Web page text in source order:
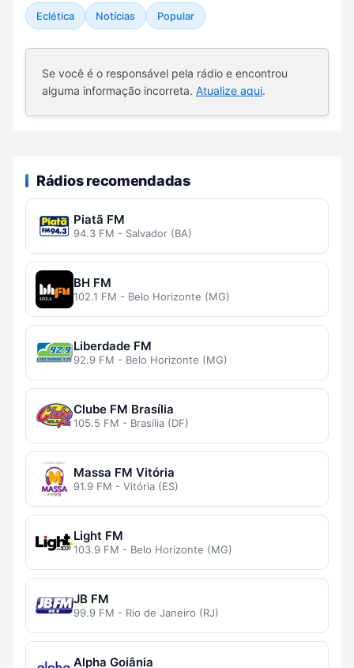
Eclética Notícias Popular
Se você é o responsável pela rádio e encontrou
alguma informação incorreta. Atualize aqui.
Rádios recomendadas
Piatã FM
94.3 FM - Salvador (BA)
BH FM
102.1 FM - Belo Horizonte (MG)
Liberdade FM
92.9 FM - Belo Horizonte (MG)
Clube FM Brasília
105.5 FM - Brasília (DF)
Massa FM Vitória
91.9 FM - Vitória (ES)
Light FM
103.9 FM - Belo Horizonte (MG)
JB FM
99.9 FM - Rio de Janeiro (RJ)
Alpha Goiânia